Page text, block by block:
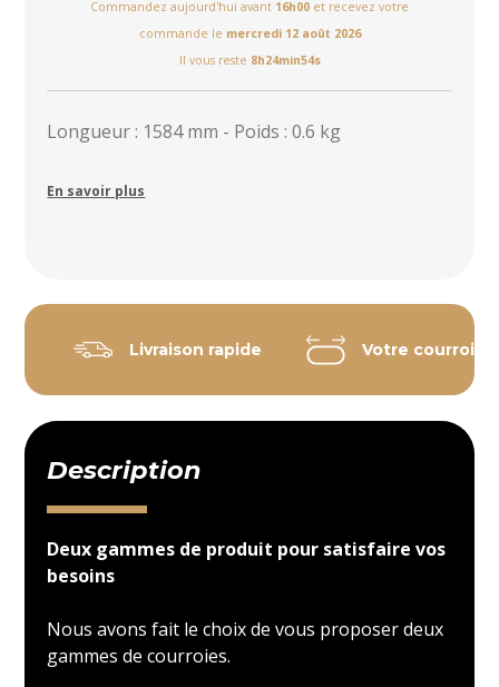
Commandez aujourd'hui avant 16h00 et recevez votre
commande le mercredi 12 août 2026
Il vous reste 8h24min53s
Longueur : 1584 mm - Poids : 0.6 kg
En savoir plus
Livraison rapide Votre courroie
Description
Deux gammes de produit pour satisfaire vos
besoins
Nous avons fait le choix de vous proposer deux
gammes de courroies.